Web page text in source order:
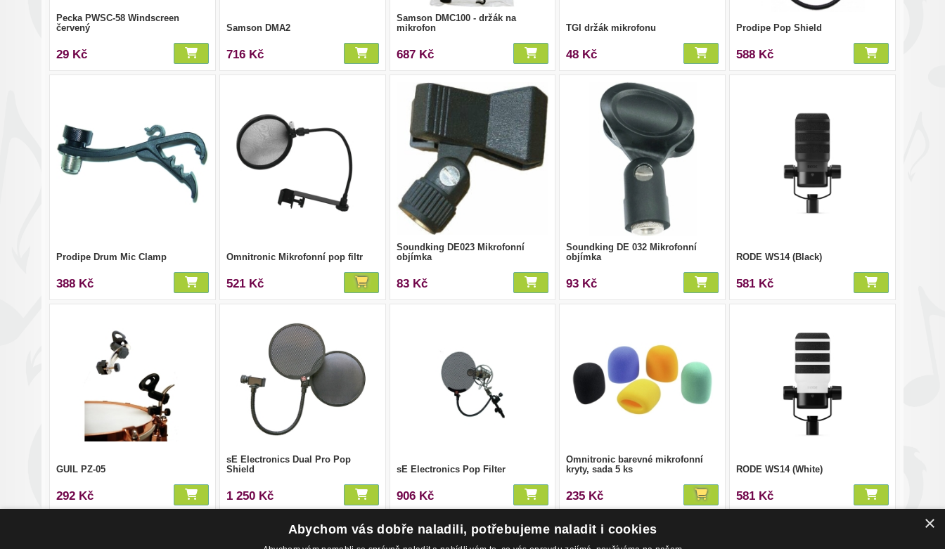
Pecka PWSC-58 Windscreen
červený
29 Kč
Samson DMA2
716 Kč
Samson DMC100 - držák na
mikrofon
687 Kč
TGI držák mikrofonu
48 Kč
Prodipe Pop Shield
588 Kč
Prodipe Drum Mic Clamp
388 Kč
Omnitronic Mikrofonní pop filtr
521 Kč
Soundking DE023 Mikrofonní
objímka
83 Kč
Soundking DE 032 Mikrofonní
objímka
93 Kč
RODE WS14 (Black)
581 Kč
GUIL PZ-05
292 Kč
sE Electronics Dual Pro Pop
Shield
1 250 Kč
sE Electronics Pop Filter
906 Kč
Omnitronic barevné mikrofonní
kryty, sada 5 ks
235 Kč
RODE WS14 (White)
581 Kč
1 2
×
Abychom vás dobře naladili, potřebujeme naladit i cookies